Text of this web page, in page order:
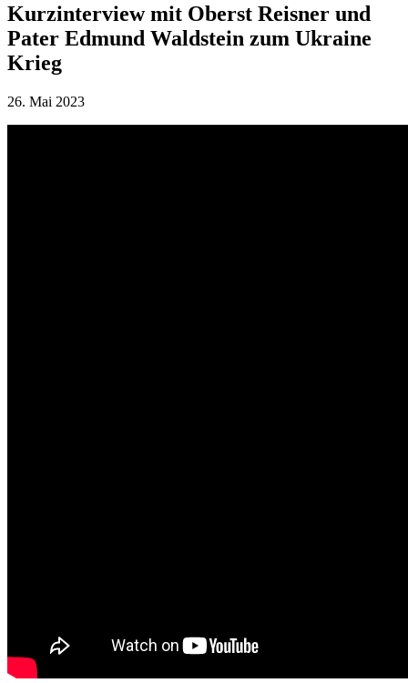
Kurzinterview mit Oberst Reisner und
Pater Edmund Waldstein zum Ukraine
Krieg
26. Mai 2023